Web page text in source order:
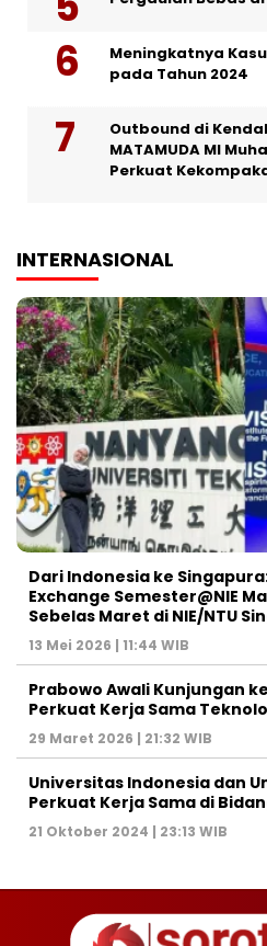
Meningkatnya
pada Tahun 2024
Outbound di
MATAMUDA MI
Perkuat
INTERNASIONAL
Dari Indonesia ke
Exchange Semester@NIE
Sebelas Maret di NIE/NTU
13 Mei 2026 | 11:44 WIB
Prabowo Awali Kunjungan
Perkuat Kerja Sama
29 Maret 2026 | 21:32 WIB
Universitas Indonesia dan
Perkuat Kerja Sama di
21 Oktober 2024 | 23:13 WIB